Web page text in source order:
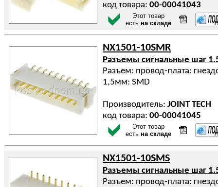
код товара: 00-00041043
Этот товар
есть на складе
NX1501-10SMR
Разъемы сигнальные шаг
Разъем: провод-плата:
1,5мм: SMD
Производитель: JOINT TECH
код товара: 00-00041045
Этот товар
есть на складе
NX1501-10SMS
Разъемы сигнальные шаг
Разъем: провод-плата: